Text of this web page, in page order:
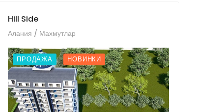
Hill Side
Алания / Махмутлар
ПРОДАЖА НОВИНКИ